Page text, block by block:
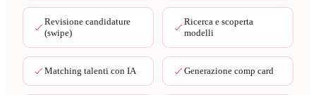
Revisione candidature
(swipe)
Ricerca e scoperta
modelli
Matching talenti con IA Generazione comp card